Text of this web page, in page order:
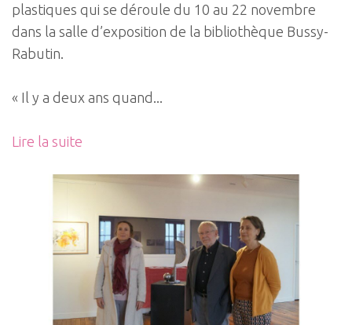
plastiques qui se déroule du 10 au 22 novembre
dans la salle d’exposition de la bibliothèque Bussy-
Rabutin.
« Il y a deux ans quand...
Lire la suite